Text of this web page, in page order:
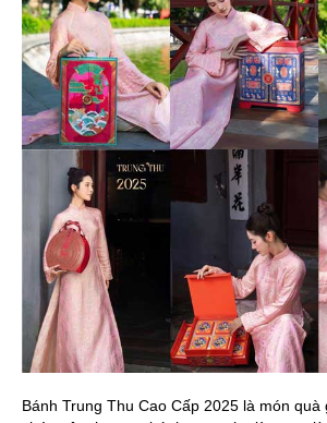
Bánh Trung Thu Cao Cấp 2025 là món quà